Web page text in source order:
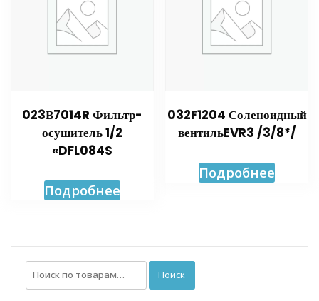
023В7014R Фильтр-
осушитель 1/2
«DFL084S
Подробнее
032F1204 Соленоидный
вентильEVR3 /3/8*/
Подробнее
Искать: Поиск